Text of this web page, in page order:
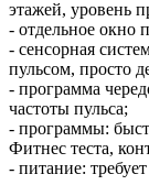
этажей, уровень
- отдельное окно
- сенсорная
пульсом, просто
- программа
частоты пульса;
- программы:
Фитнес теста,
- питание: